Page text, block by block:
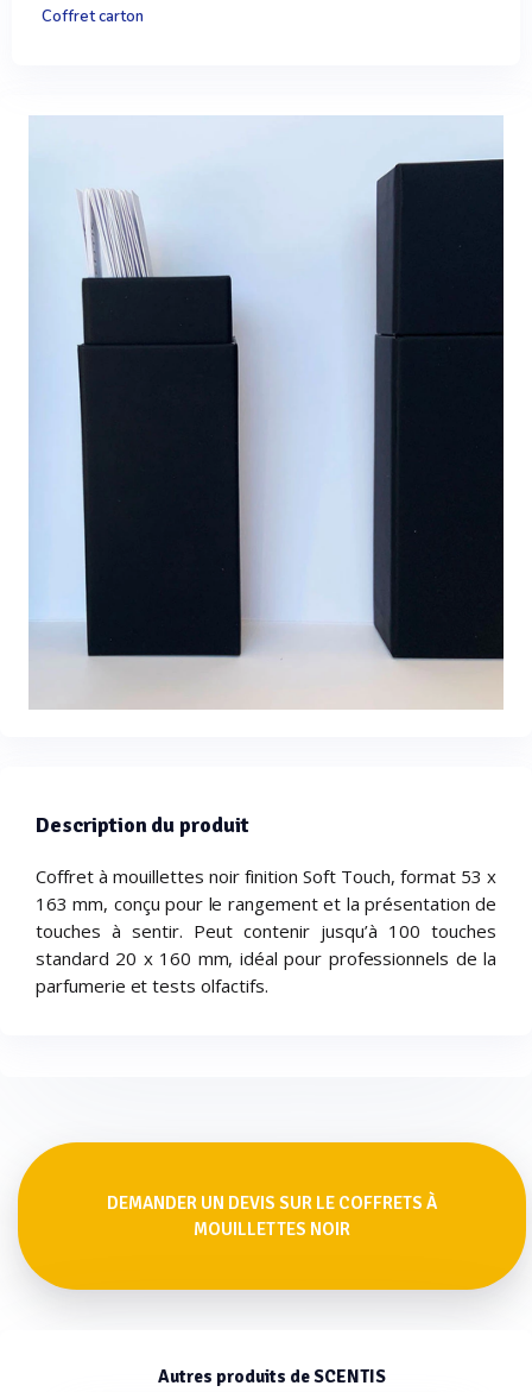
Description du produit
Coffret à mouillettes noir finition Soft Touch, format 53 x
163 mm, conçu pour le rangement et la présentation de
touches à sentir. Peut contenir jusqu’à 100 touches
standard 20 x 160 mm, idéal pour professionnels de la
parfumerie et tests olfactifs.
Coffret carton
DEMANDER UN DEVIS SUR LE COFFRETS À
MOUILLETTES NOIR
Autres produits de SCENTIS